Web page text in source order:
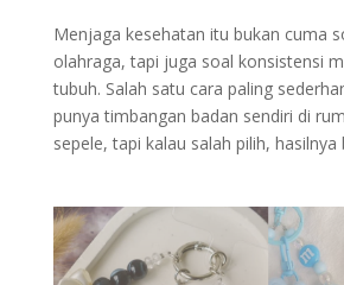
Menjaga kesehatan itu bukan cuma
olahraga, tapi juga soal konsistensi
tubuh. Salah satu cara paling
punya timbangan badan sendiri di
sepele, tapi kalau salah pilih, hasilnya